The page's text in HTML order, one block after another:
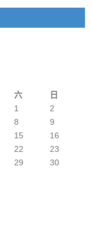
六 日
1
2
8
9
15
16
22
23
29
30